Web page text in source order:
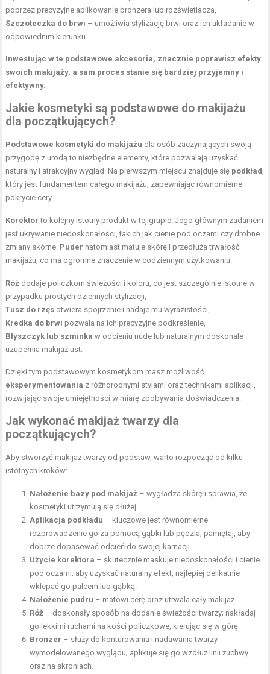
poprzez precyzyjne aplikowanie bronzera lub rozświetlacza,
Szczoteczka do brwi – umożliwia stylizację brwi oraz ich układanie w
odpowiednim kierunku.
Inwestując w te podstawowe akcesoria, znacznie poprawisz efekty
swoich makijaży, a sam proces stanie się bardziej przyjemny i
efektywny.
Jakie kosmetyki są podstawowe do makijażu
dla początkujących?
Podstawowe kosmetyki do makijażu dla osób zaczynających swoją
przygodę z urodą to niezbędne elementy, które pozwalają uzyskać
naturalny i atrakcyjny wygląd. Na pierwszym miejscu znajduje się podkład ,
który jest fundamentem całego makijażu, zapewniając równomierne
pokrycie cery.
Korektor to kolejny istotny produkt w tej grupie. Jego głównym zadaniem
jest ukrywanie niedoskonałości, takich jak cienie pod oczami czy drobne
zmiany skórne. Puder natomiast matuje skórę i przedłuża trwałość
makijażu, co ma ogromne znaczenie w codziennym użytkowaniu.
Róż dodaje policzkom świeżości i koloru, co jest szczególnie istotne w
przypadku prostych dziennych stylizacji,
Tusz do rzęs otwiera spojrzenie i nadaje mu wyrazistości,
Kredka do brwi pozwala na ich precyzyjne podkreślenie,
Błyszczyk lub szminka w odcieniu nude lub naturalnym doskonale
uzupełnia makijaż ust.
Dzięki tym podstawowym kosmetykom masz możliwość
eksperymentowania z różnorodnymi stylami oraz technikami aplikacji,
rozwijając swoje umiejętności w miarę zdobywania doświadczenia.
Jak wykonać makijaż twarzy dla
początkujących?
Aby stworzyć makijaż twarzy od podstaw, warto rozpocząć od kilku
istotnych kroków:
Nałożenie bazy pod makijaż – wygładza skórę i sprawia, że
kosmetyki utrzymują się dłużej.
Aplikacja podkładu – kluczowe jest równomierne
rozprowadzenie go za pomocą gąbki lub pędzla; pamiętaj, aby
dobrze dopasować odcień do swojej karnacji.
Użycie korektora – skutecznie maskuje niedoskonałości i cienie
pod oczami; aby uzyskać naturalny efekt, najlepiej delikatnie
wklepać go palcem lub gąbką.
Nałożenie pudru – matowi cerę oraz utrwala cały makijaż.
Róż – doskonały sposób na dodanie świeżości twarzy; nakładaj
go lekkimi ruchami na kości policzkowe, kierując się w górę.
Bronzer – służy do konturowania i nadawania twarzy
wymodelowanego wyglądu; aplikuje się go wzdłuż linii żuchwy
oraz na skroniach.